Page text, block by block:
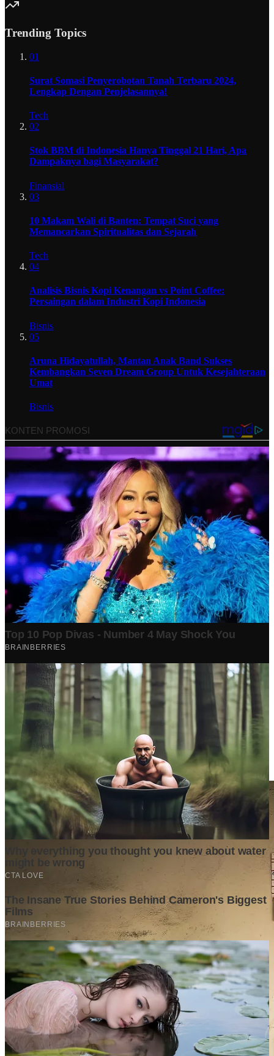
Trending Topics
01
Surat Somasi Penyerobotan Tanah Terbaru 2024,
Lengkap Dengan Penjelasannya!
Tech
02
Stok BBM di Indonesia Hanya Tinggal 21 Hari, Apa
Dampaknya bagi Masyarakat?
Finansial
03
10 Makam Wali di Banten: Tempat Suci yang
Memancarkan Spiritualitas dan Sejarah
Tech
04
Analisis Bisnis Kopi Kenangan vs Point Coffee:
Persaingan dalam Industri Kopi Indonesia
Bisnis
05
Aruna Hidayatullah, Mantan Anak Band Sukses
Kembangkan Seven Dream Group Untuk Kesejahteraan
Umat
Bisnis
Berita Terpopuler
Surat Somasi Penyerobotan Tanah Terbaru 2024, Lengkap
Dengan Penjelasannya!
Tech 2 years ago